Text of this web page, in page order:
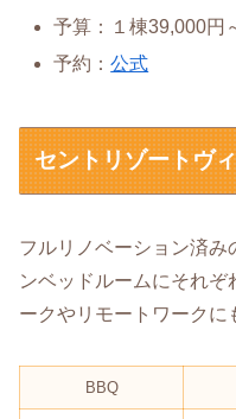
予算：１棟39,000円
予約：公式
セントリゾートヴ
フルリノベーション済み
ンベッドルームにそれ
ークやリモートワークに
BBQ